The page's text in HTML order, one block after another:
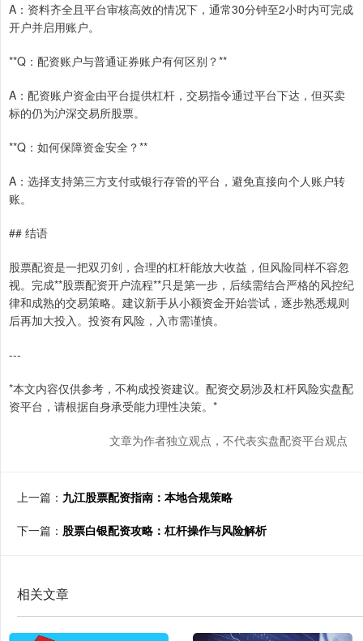
A：资料齐全且平台审核高效的情况下，通常30分钟至2小时内可完成
开户并启用账户。
**Q：配资账户与普通证券账户有何区别？**
A：配资账户资金由平台提供杠杆，交易指令通过平台下达，但买卖
标的仍为沪深交易所股票。
**Q：如何保障资金安全？**
A：选择支持第三方支付或银行存管的平台，避免直接向个人账户转
账。
## 结语
股票配资是一把双刃剑，合理的杠杆能放大收益，但风险同样不容忽
视。完成**股票配资开户流程**只是第一步，后续需结合严格的风控纪
律和成熟的交易策略。建议新手从小额资金开始尝试，逐步熟悉规则
后再加大投入。投资有风险，入市需谨慎。
---
*本文内容仅供参考，不构成投资建议。配资交易涉及杠杆风险实盘配
资平台，请根据自身承受能力理性决策。*
文章为作者独立观点，不代表实盘配资平台观点
上一篇： 九江股票配资指南：本地合规策略
下一篇： 股票白银配资攻略：杠杆操作与风险解析
相关文章